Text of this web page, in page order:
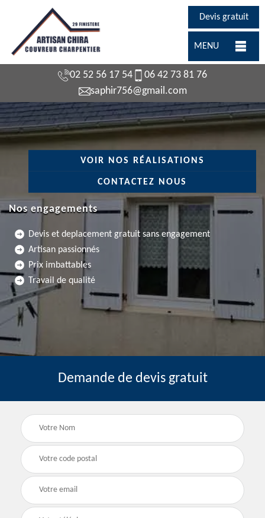
Devis gratuit
MENU
02 52 56 17 54
06 42 73 81 76
saphir756@gmail.com
VOIR NOS RÉALISATIONS
CONTACTEZ NOUS
Nos engagements
Devis et deplacement gratuit sans engagement
Artisan passionnés
Prix imbattables
Travail de qualité
Demande de devis gratuit